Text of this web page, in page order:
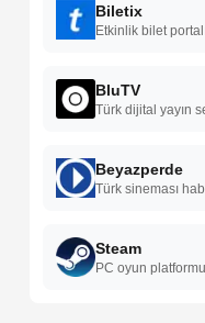
Biletix
Etkinlik bilet
BluTV
Türk dijital yayın
Beyazperde
Türk sineması
Steam
PC oyun platformu